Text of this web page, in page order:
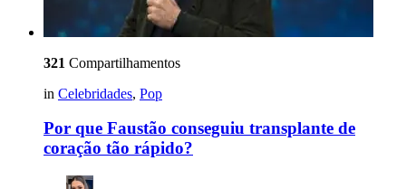
321 Compartilhamentos
in Celebridades, Pop
Por que Faustão conseguiu transplante de
coração tão rápido?